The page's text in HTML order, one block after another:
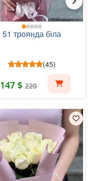
51 троянда біла
(45)
147 $ 220